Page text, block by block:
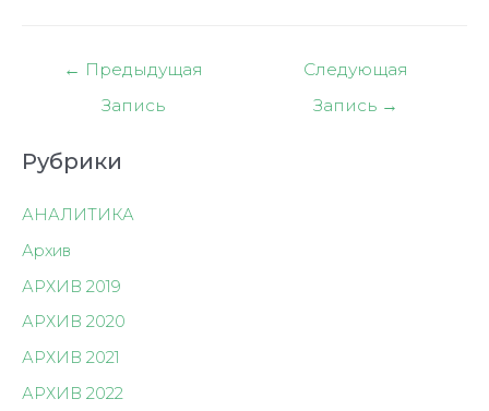
Навигация
← Предыдущая
Запись
Следующая
Запись →
Рубрики
АНАЛИТИКА
Архив
АРХИВ 2019
АРХИВ 2020
АРХИВ 2021
АРХИВ 2022